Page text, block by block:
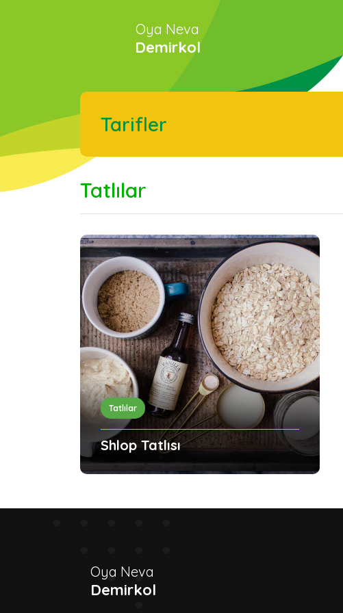
Oya Neva
Demirkol
Tarifler
Tatlılar
Tatlılar
Shlop Tatlısı
Oya Neva
Demirkol